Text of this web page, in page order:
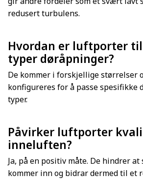
redusert turbulens.
Hvordan er luftporter
typer døråpninger?
De kommer i forskjellige størrelser
konfigureres for å passe spesifikke
typer.
Påvirker luftporter
inneluften?
Ja, på en positiv måte. De hindrer
kommer inn og bidrar dermed til et